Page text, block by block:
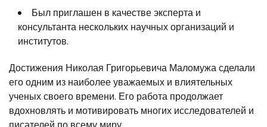
Был приглашен в качестве эксперта и
консультанта нескольких научных организаций и
институтов.
Достижения Николая Григорьевича Маломужа сделали
его одним из наиболее уважаемых и влиятельных
ученых своего времени. Его работа продолжает
вдохновлять и мотивировать многих исследователей и